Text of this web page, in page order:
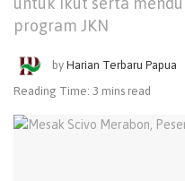
program JKN
by Harian Terbaru Papua
Reading Time: 3 mins read